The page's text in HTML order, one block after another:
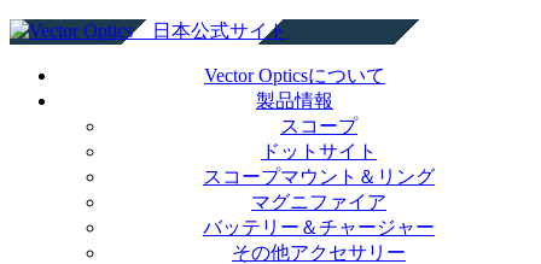
Vector Opticsについて
製品情報
スコープ
ドットサイト
スコープマウント＆リング
マグニファイア
バッテリー＆チャージャー
その他アクセサリー